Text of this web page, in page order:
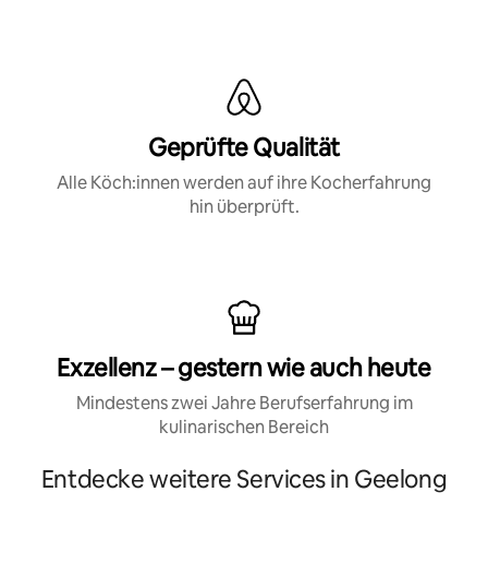
Geprüfte Qualität
Alle Köch:innen werden auf ihre Kocherfahrung
hin überprüft.
Exzellenz – gestern wie auch heute
Mindestens zwei Jahre Berufserfahrung im
kulinarischen Bereich
Entdecke weitere Services in Geelong